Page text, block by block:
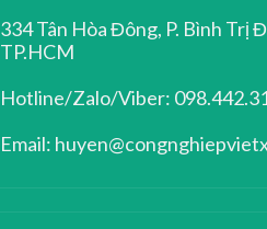
334 Tân Hòa Đông, P. Bình Trị
TP.HCM
Hotline/Zalo/Viber:
Email: